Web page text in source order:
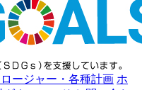
ージャー・各種計画 ホ